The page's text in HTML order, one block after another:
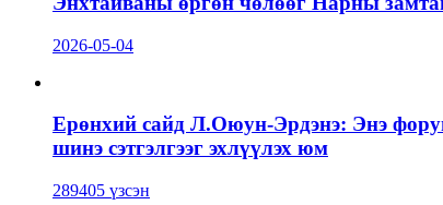
2026-05-04
Ерөнхий сайд Л.Оюун-Эрдэнэ: Энэ
шинэ сэтгэлгээг эхлүүлэх юм
289405 үзсэн